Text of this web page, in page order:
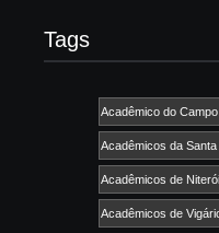
Tags
Acadêmico do
Acadêmicos da
Acadêmicos de Niterói
Acadêmicos de